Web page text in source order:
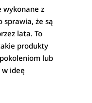
wykonane z
sprawia, że są
lata. To
produkty
lub
w ideę